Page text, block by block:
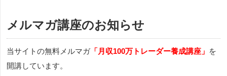
メルマガ講座のお知らせ
当サイトの無料メルマガ 「月収100万トレーダー養成講座」 を
開講しています。